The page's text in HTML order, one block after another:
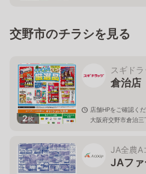
交野市のチラシを見る
2枚
スギド
倉治店
店舗HPをご確認く
大阪府交野市倉治
JA全農A
JAファ